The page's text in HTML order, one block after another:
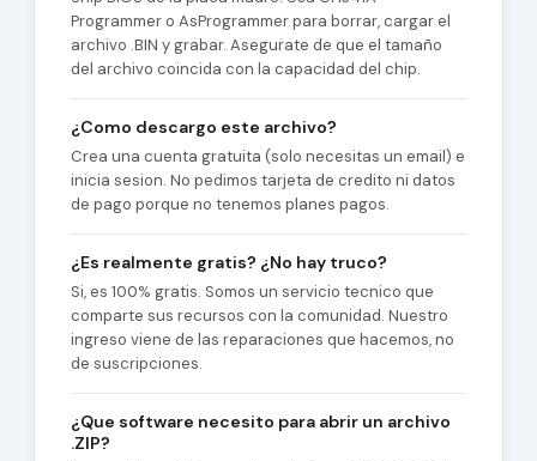
Programmer o AsProgrammer para borrar, cargar el
archivo .BIN y grabar. Asegurate de que el tamaño
del archivo coincida con la capacidad del chip.
¿Como descargo este archivo?
Crea una cuenta gratuita (solo necesitas un email) e
inicia sesion. No pedimos tarjeta de credito ni datos
de pago porque no tenemos planes pagos.
¿Es realmente gratis? ¿No hay truco?
Si, es 100% gratis. Somos un servicio tecnico que
comparte sus recursos con la comunidad. Nuestro
ingreso viene de las reparaciones que hacemos, no
de suscripciones.
¿Que software necesito para abrir un archivo
.ZIP?